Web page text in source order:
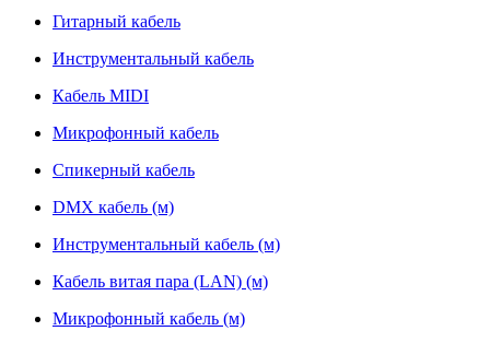
Гитарный кабель
Инструментальный кабель
Кабель MIDI
Микрофонный кабель
Спикерный кабель
DMX кабель (м)
Инструментальный кабель (м)
Кабель витая пара (LAN) (м)
Микрофонный кабель (м)